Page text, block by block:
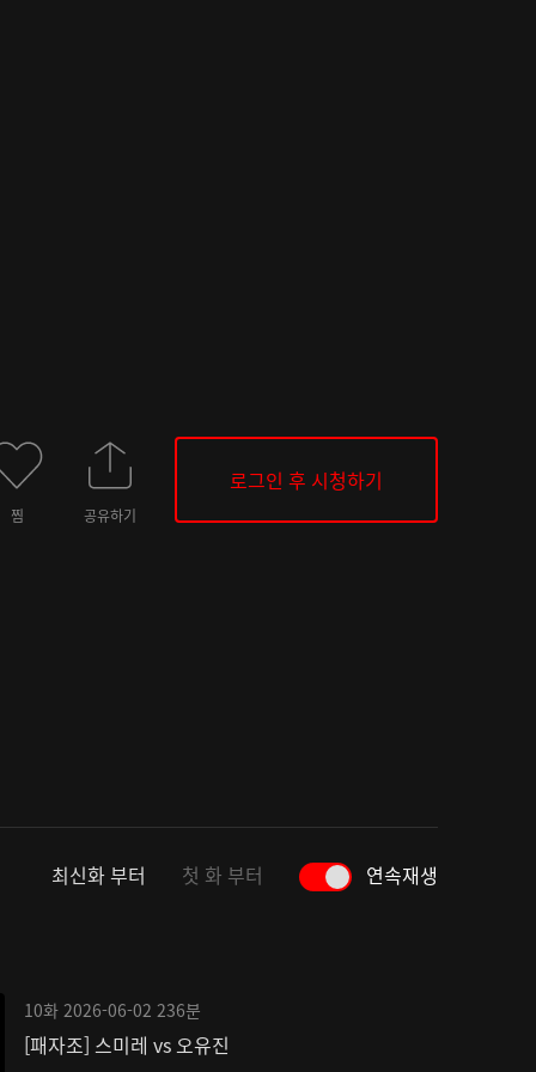
찜 공유하기
로그인 후 시청하기
최신화 부터 첫 화 부터 연속재생
10화 2026-06-02 236분
[패자조] 스미레 vs 오유진